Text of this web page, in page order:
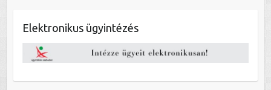
Elektronikus ügyintézés